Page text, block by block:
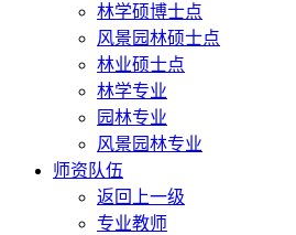
林学硕博士点
风景园林硕士点
林业硕士点
林学专业
园林专业
风景园林专业
师资队伍
返回上一级
专业教师